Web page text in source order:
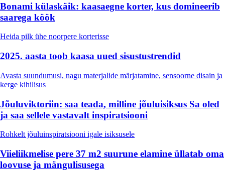
Bonami külaskäik: kaasaegne korter, kus domineerib
saarega köök
Heida pilk ühe noorpere korterisse
2025. aasta toob kaasa uued sisustustrendid
Avasta suundumusi, nagu materjalide märjatamine, sensoorne disain ja
kerge kihilisus
Jõuluviktoriin: saa teada, milline jõuluisiksus Sa oled
ja saa sellele vastavalt inspiratsiooni
Rohkelt jõuluinspiratsiooni igale isiksusele
Viieliikmelise pere 37 m2 suurune elamine üllatab oma
loovuse ja mängulisusega